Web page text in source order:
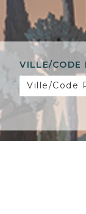
VILLE/CODE
Ville/Code